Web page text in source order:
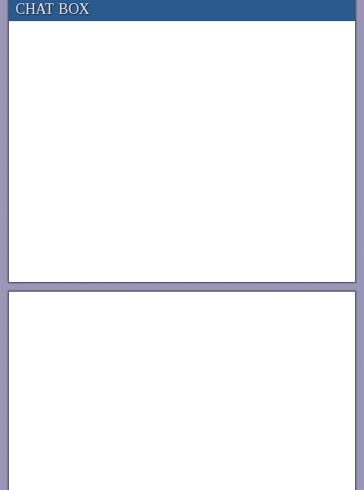
CHAT BOX